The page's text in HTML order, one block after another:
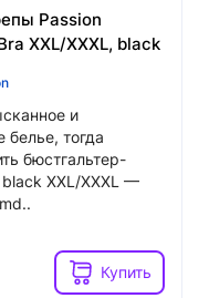
Passion
XXL/XXXL, black
и
белье, тогда
бюстгальтер-
XXL/XXXL —
Купить